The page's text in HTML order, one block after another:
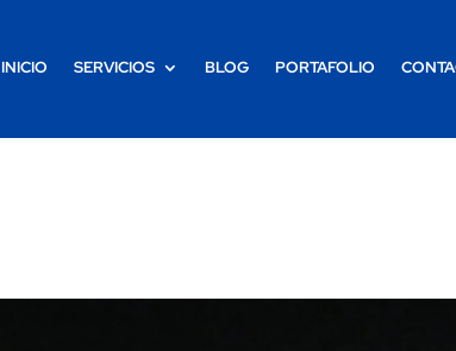
INICIO SERVICIOS BLOG PORTAFOLIO